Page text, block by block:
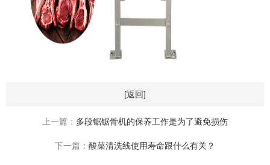
[返回]
上一篇： 多段锯锯骨机的保养工作是为了避免损伤
下一篇： 酸菜清洗线使用寿命跟什么有关？